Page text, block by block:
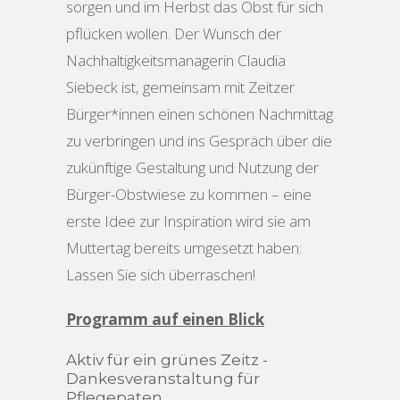
sorgen und im Herbst das Obst für sich
pflücken wollen. Der Wunsch der
Nachhaltigkeitsmanagerin Claudia
Siebeck ist, gemeinsam mit Zeitzer
Bürger*innen einen schönen Nachmittag
zu verbringen und ins Gespräch über die
zukünftige Gestaltung und Nutzung der
Bürger-Obstwiese zu kommen – eine
erste Idee zur Inspiration wird sie am
Muttertag bereits umgesetzt haben:
Lassen Sie sich überraschen!
Programm auf einen Blick
Aktiv für ein grünes Zeitz -
Dankesveranstaltung für